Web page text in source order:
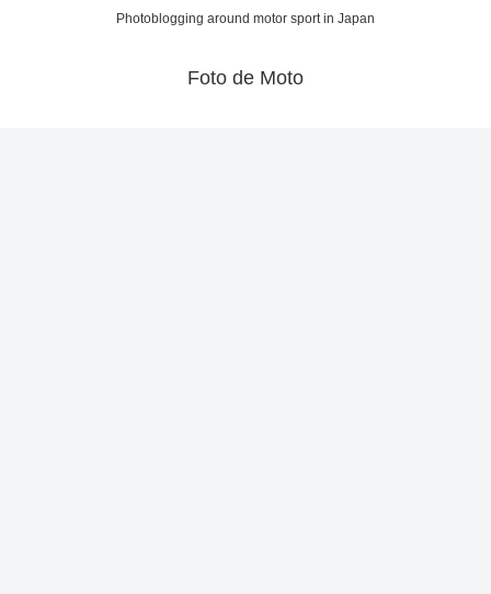
Photoblogging around motor sport in Japan
Foto de Moto